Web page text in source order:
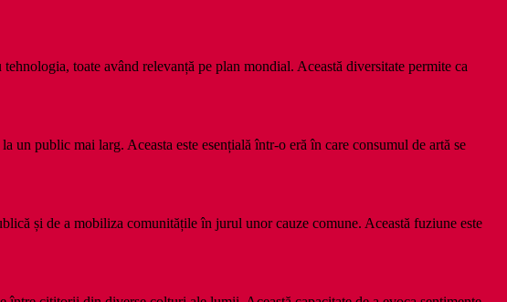
toate având relevanță pe plan mondial. Această diversitate permite ca
un public mai larg. Aceasta este esențială într-o eră în care consumul de artă se
și de a mobiliza comunitățile în jurul unor cauze comune. Această fuziune este